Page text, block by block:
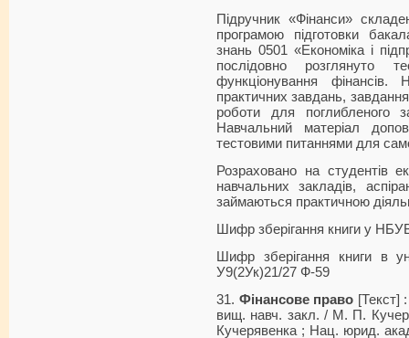
Підручник «Фінанси»
програмою підготовки
знань 0501 «Економіка і
послідовно розглянуто
функціонування фінансів.
практичних завдань,
роботи для поглибленого
Навчальний матеріал
тестовими питаннями для
Розраховано на студентів
навчальних за­кладів,
займаються практичною
Шифр зберігання книги у
Шифр зберігання книги в
У9(2Ук)21/27 Ф-59
31. Фінансове право [Текст]
вищ. навч. закл. / М. П.
Кучерявенка ; Нац. юрид.